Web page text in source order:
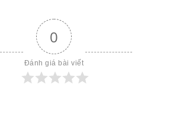
0
Đánh giá bài viết